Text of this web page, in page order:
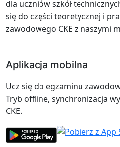
dla uczniów szkół
się do części teoretycznej i
zawodowego CKE z naszymi
Aplikacja mobilna
Ucz się do egzaminu
Tryb offline, synchronizacja
CKE.